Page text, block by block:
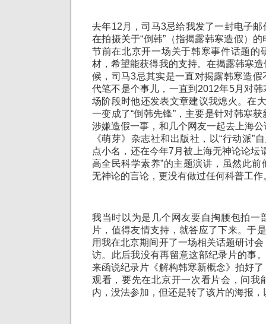
去年12月，司马3忌给我发了一封电子
在拍摄关于“倒韩”（指揭露韩寒造假）
节前在北京开一场关于韩寒事件话题的
材，希望能获得我的支持。在揭露韩寒
候，司马3忌其实是一直对揭露韩寒造
代笔不是个事儿，一直到2012年5月对
场阶段时他还发表文章建议我熄火。在
一变成了“倒韩先锋”，主要是针对韩寒
涉嫌造假一事，和几个网友一起去上海
《萌芽》杂志社和出版社，以“行动派”
点小名，还在今年7月被上海无神论论坛
高全民科学素养”的主题演讲，虽然此
无神论的言论，更没有做过任何科普工作
我当时以为是几个网友要自掏腰包拍一
片，值得友情支持，就答应了下来。于
用我在北京期间开了一场相关话题研讨
访。此后我没有再留意这部纪录片的事
来函说纪录片《解构韩寒新概念》拍好
观看，要先在北京开一次看片会，问我
内，没法参加，但还是转了该片的海报，